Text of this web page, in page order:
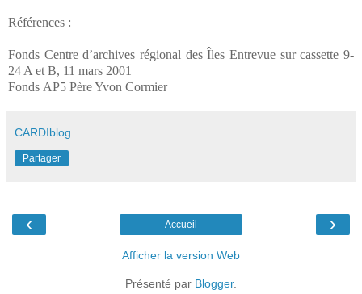
Références :
Fonds Centre d’archives régional des Îles Entrevue sur cassette 9-
24 A et B, 11 mars 2001
Fonds AP5 Père Yvon Cormier
CARDIblog
Partager
‹ ›
Accueil
Afficher la version Web
Présenté par Blogger.